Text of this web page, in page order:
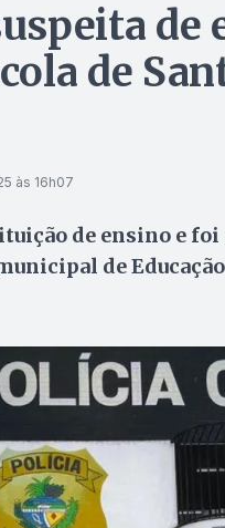
de
de
às 16h07
de ensino e foi
de